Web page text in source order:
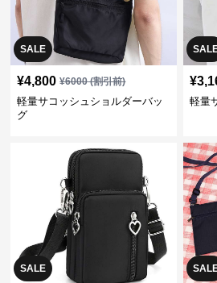
SALE
¥4,800 ¥6000(割引前)
軽量サコッシュショルダーバッ
グ
¥
軽量
SALE